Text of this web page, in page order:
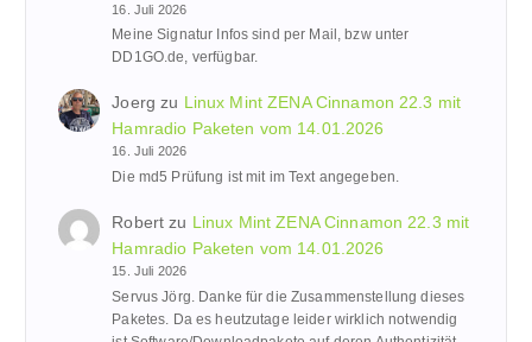
16. Juli 2026
Meine Signatur Infos sind per Mail, bzw unter
DD1GO.de, verfügbar.
Joerg zu Linux Mint ZENA Cinnamon 22.3 mit
Hamradio Paketen vom 14.01.2026
16. Juli 2026
Die md5 Prüfung ist mit im Text angegeben.
Robert zu Linux Mint ZENA Cinnamon 22.3 mit
Hamradio Paketen vom 14.01.2026
15. Juli 2026
Servus Jörg. Danke für die Zusammenstellung dieses
Paketes. Da es heutzutage leider wirklich notwendig